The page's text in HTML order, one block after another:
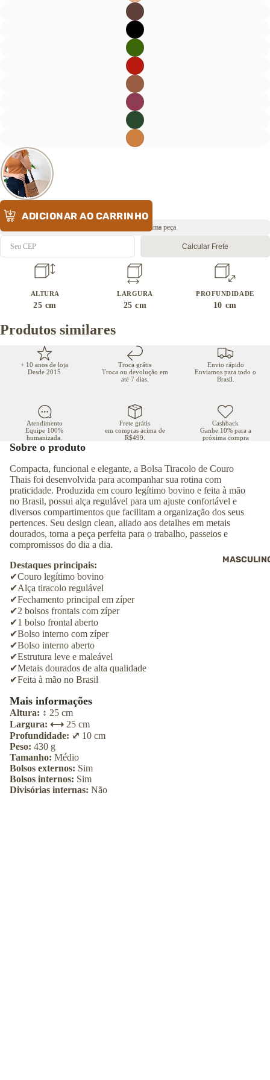
ADICIONAR AO CARRINHO
Envio rápido 🔥 Última peça
Calcular Frete
ALTURA
25 cm
LARGURA
25cm
PROFUNDIDADE
10 cm
Produtos similares
+ 10 anos de loja
Desde 2015
Troca grátis
Troca ou devolução em
até 7 dias.
Envio rápido
Enviamos para todo o
Brasil.
Atendimento
Equipe 100%
humanizada.
Frete grátis
em compras acima de
R$499.
Cashback
Ganhe 10% para a
próxima compra
Sobre o produto
Compacta, funcional e elegante, a Bolsa Tiracolo de Couro
Thais foi desenvolvida para acompanhar sua rotina com
praticidade. Produzida em couro legítimo bovino e feita à mão
no Brasil, possui alça regulável para um ajuste confortável e
diversos compartimentos que facilitam a organização dos seus
pertences. Seu design clean, aliado aos detalhes em metais
dourados, torna a peça perfeita para o trabalho, passeios e
compromissos do dia a dia.
Destaques principais:
✔Couro legítimo bovino
✔Alça tiracolo regulável
✔Fechamento principal em zíper
✔2 bolsos frontais com zíper
✔1 bolso frontal aberto
✔Bolso interno com zíper
✔Bolso interno aberto
✔Estrutura leve e maleável
✔Metais dourados de alta qualidade
✔Feita à mão no Brasil
Mais informações
Altura: ↕︎ 25 cm
Largura: ⟷ 25 cm
Profundidade: ⤢ 10 cm
Peso: 430 g
Tamanho: Médio
Bolsos externos: Sim
Bolsos internos: Sim
Divisórias internas: Não